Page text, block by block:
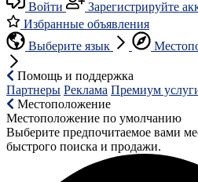
Войти
Зарегистрируйте
Избранные объявления
Выберите язык
Помощь и поддержка
Партнеры Реклама Премиум
Местоположение
Местоположение по умолчанию
Выберите предпочитаемое вами
быстрого поиска и продажи.